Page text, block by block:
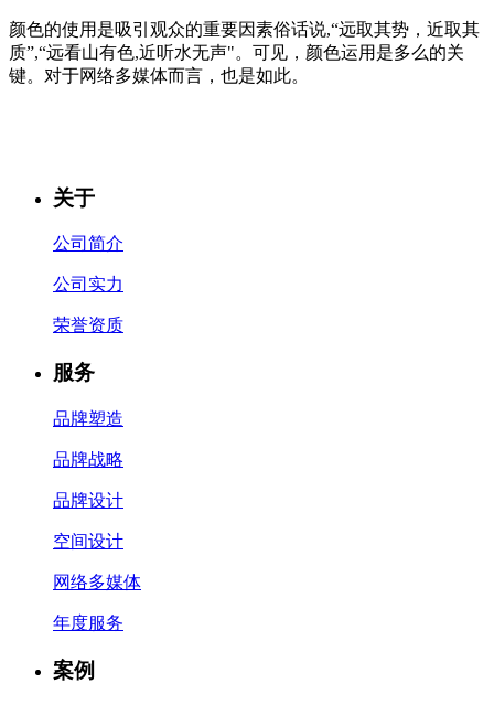
颜色的使用是吸引观众的重要因素俗话说,“远取其势，近取其
质”,“远看山有色,近听水无声"。可见，颜色运用是多么的关
键。对于网络多媒体而言，也是如此。
关于
公司简介
公司实力
荣誉资质
服务
品牌塑造
品牌战略
品牌设计
空间设计
网络多媒体
年度服务
案例